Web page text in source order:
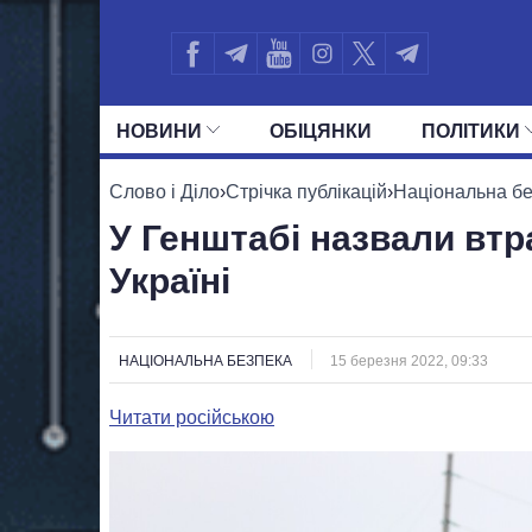
НОВИНИ ОБIЦЯНКИ ПОЛIТИКИ
УСІ ПОЛІТИКИ ПРЕЗИДЕНТ І
Слово і Діло›Стрічка публікацій›Національна
У Генштабі назвали
Україні
НАЦІОНАЛЬНА БЕЗПЕКА 15 березня 2022, 09:33
Читати російською